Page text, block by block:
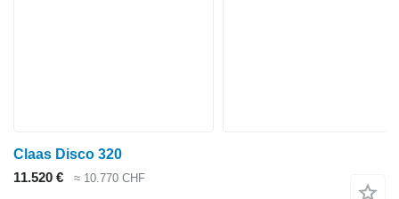
Claas Disco 320
11.520 €
≈ 10.770 CHF